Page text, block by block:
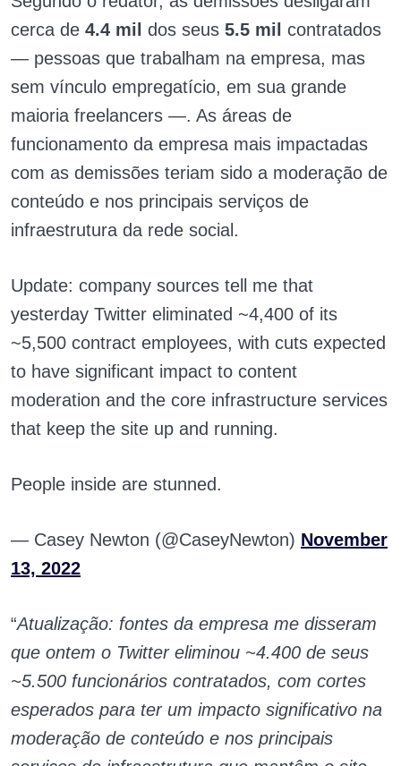
cerca de 4.4 mil dos seus 5.5 mil contratados
— pessoas que trabalham na empresa, mas
sem vínculo empregatício, em sua grande
maioria freelancers —. As áreas de
funcionamento da empresa mais impactadas
com as demissões teriam sido a moderação de
conteúdo e nos principais serviços de
infraestrutura da rede social.
Update: company sources tell me that
yesterday Twitter eliminated ~4,400 of its
~5,500 contract employees, with cuts expected
to have significant impact to content
moderation and the core infrastructure services
that keep the site up and running.
People inside are stunned.
— Casey Newton (@CaseyNewton) November
13, 2022
“Atualização: fontes da empresa me disseram
que ontem o Twitter eliminou ~4.400 de seus
~5.500 funcionários contratados, com cortes
esperados para ter um impacto significativo na
moderação de conteúdo e nos principais